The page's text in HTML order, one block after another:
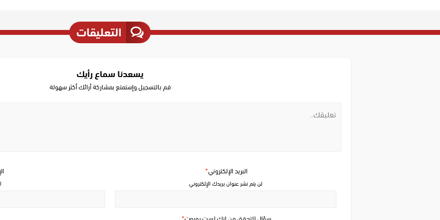
التعليقات
يسعدنا سماع رأيك
قم بالتسجيل وإستمتع بمشاركة أرائك أكثر سهولة
البريد الإلكتروني*
لن يتم نشر عنوان بريدك الإلكتروني